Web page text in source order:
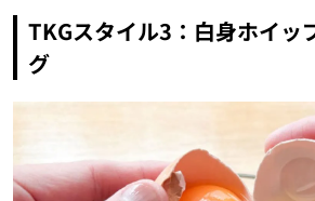
TKGスタイル3：白身ホイッ
グ